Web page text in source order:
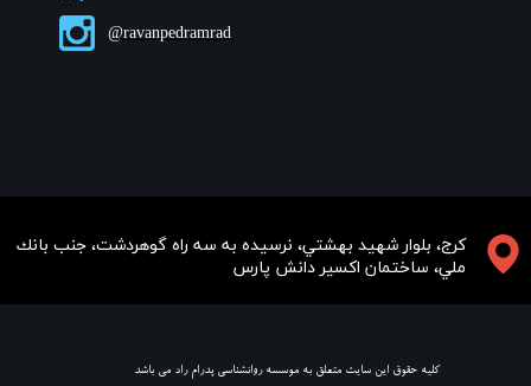
​​​كرج، بلوار شهيد بهشتي، نرسيده به سه راه گوهردشت، جنب بانك
ملي، ساختمان اكسير دانش پارس
ravanpedramrad@
​ كليه حقوق اين سايت متعلق به موسسه روانشناسي پدرام راد مي باشد